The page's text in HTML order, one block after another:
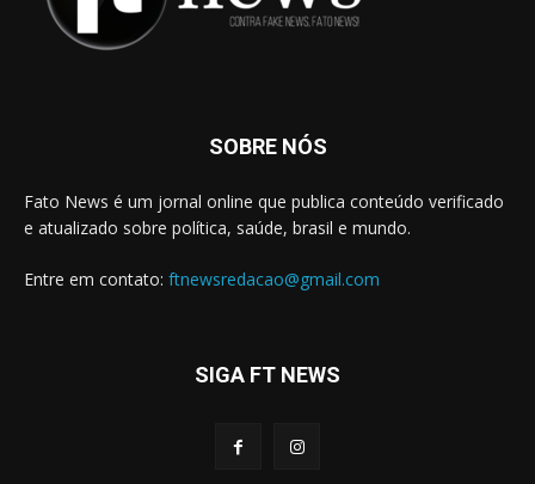
SOBRE NÓS
Fato News é um jornal online que publica conteúdo verificado
e atualizado sobre política, saúde, brasil e mundo.
Entre em contato: ftnewsredacao@gmail.com
SIGA FT NEWS